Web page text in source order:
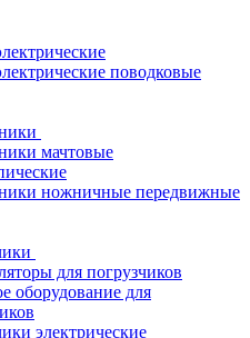
поводковые
мачтовые
ножничные передвижные
для погрузчиков
оборудование для
электрические